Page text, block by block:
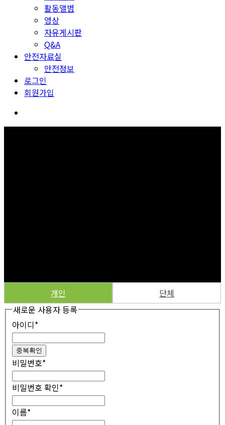
활동앨범
영상
자유게시판
Q&A
안전자료실
안전정보
로그인
회원가입
개인
단체
새로운 사용자 등록
아이디*
중복확인
비밀번호*
비밀번호 확인*
이름*